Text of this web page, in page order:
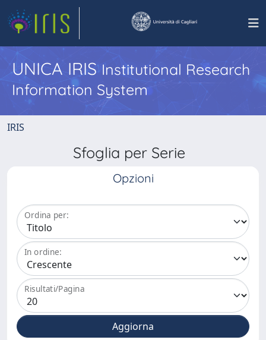
UNICA IRISInstitutional Research
Information System
IRIS
Sfoglia per Serie
Opzioni
Ordina per:
In ordine:
Risultati/Pagina